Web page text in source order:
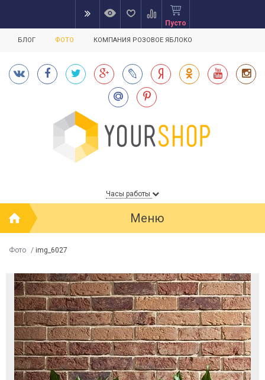
Пусто
БЛОГ ФОТО КОМПАНИЯ РОЗОВОЕ ЯБЛОКО
Часы работы
Меню
Фото / img_6027